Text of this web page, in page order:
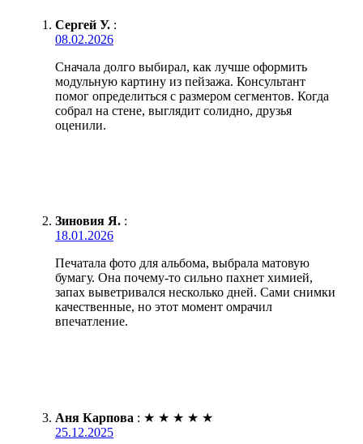
Сергей У. :
08.02.2026
Сначала долго выбирал, как лучше оформить
модульную картину из пейзажа. Консультант
помог определиться с размером сегментов. Когда
собрал на стене, выглядит солидно, друзья
оценили.
Зиновия Я. :
18.01.2026
Печатала фото для альбома, выбрала матовую
бумагу. Она почему-то сильно пахнет химией,
запах выветривался несколько дней. Сами снимки
качественные, но этот момент омрачил
впечатление.
Аня Карпова : ★ ★ ★ ★ ★
25.12.2025